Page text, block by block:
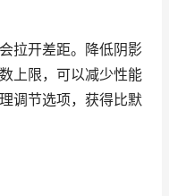
拉开差距。降低阴影
上限，可以减少性能
调节选项，获得比默